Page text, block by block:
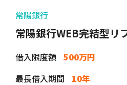
常陽銀行
常陽銀行WEB完結型リ
借入限度額 500万円
最長借入期間
10年